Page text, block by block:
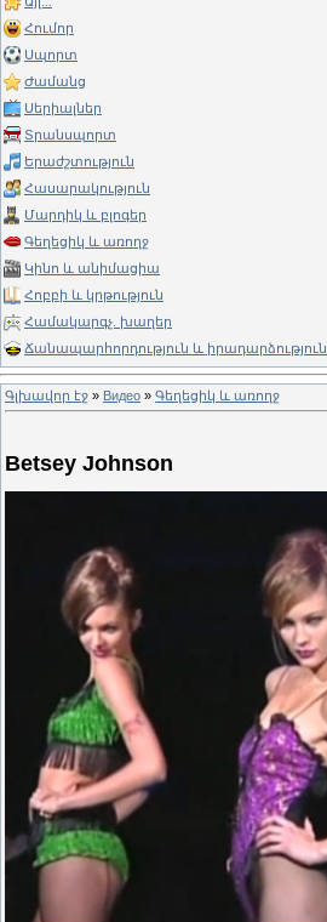
Հումոր
Սպորտ
Ժամանց
Սերիալներ
Տրանսպորտ
Երաժշտություն
Հասարակություն
Մարդիկ և բլոգեր
Գեղեցիկ և առողջ
Կինո և անիմացիա
Հոբբի և կրթություն
Համակարգչ. խաղեր
Ճանապարհորդություն և իրադարձություն
Գլխավոր էջ » Видео » Գեղեցիկ և առողջ
Betsey Johnson